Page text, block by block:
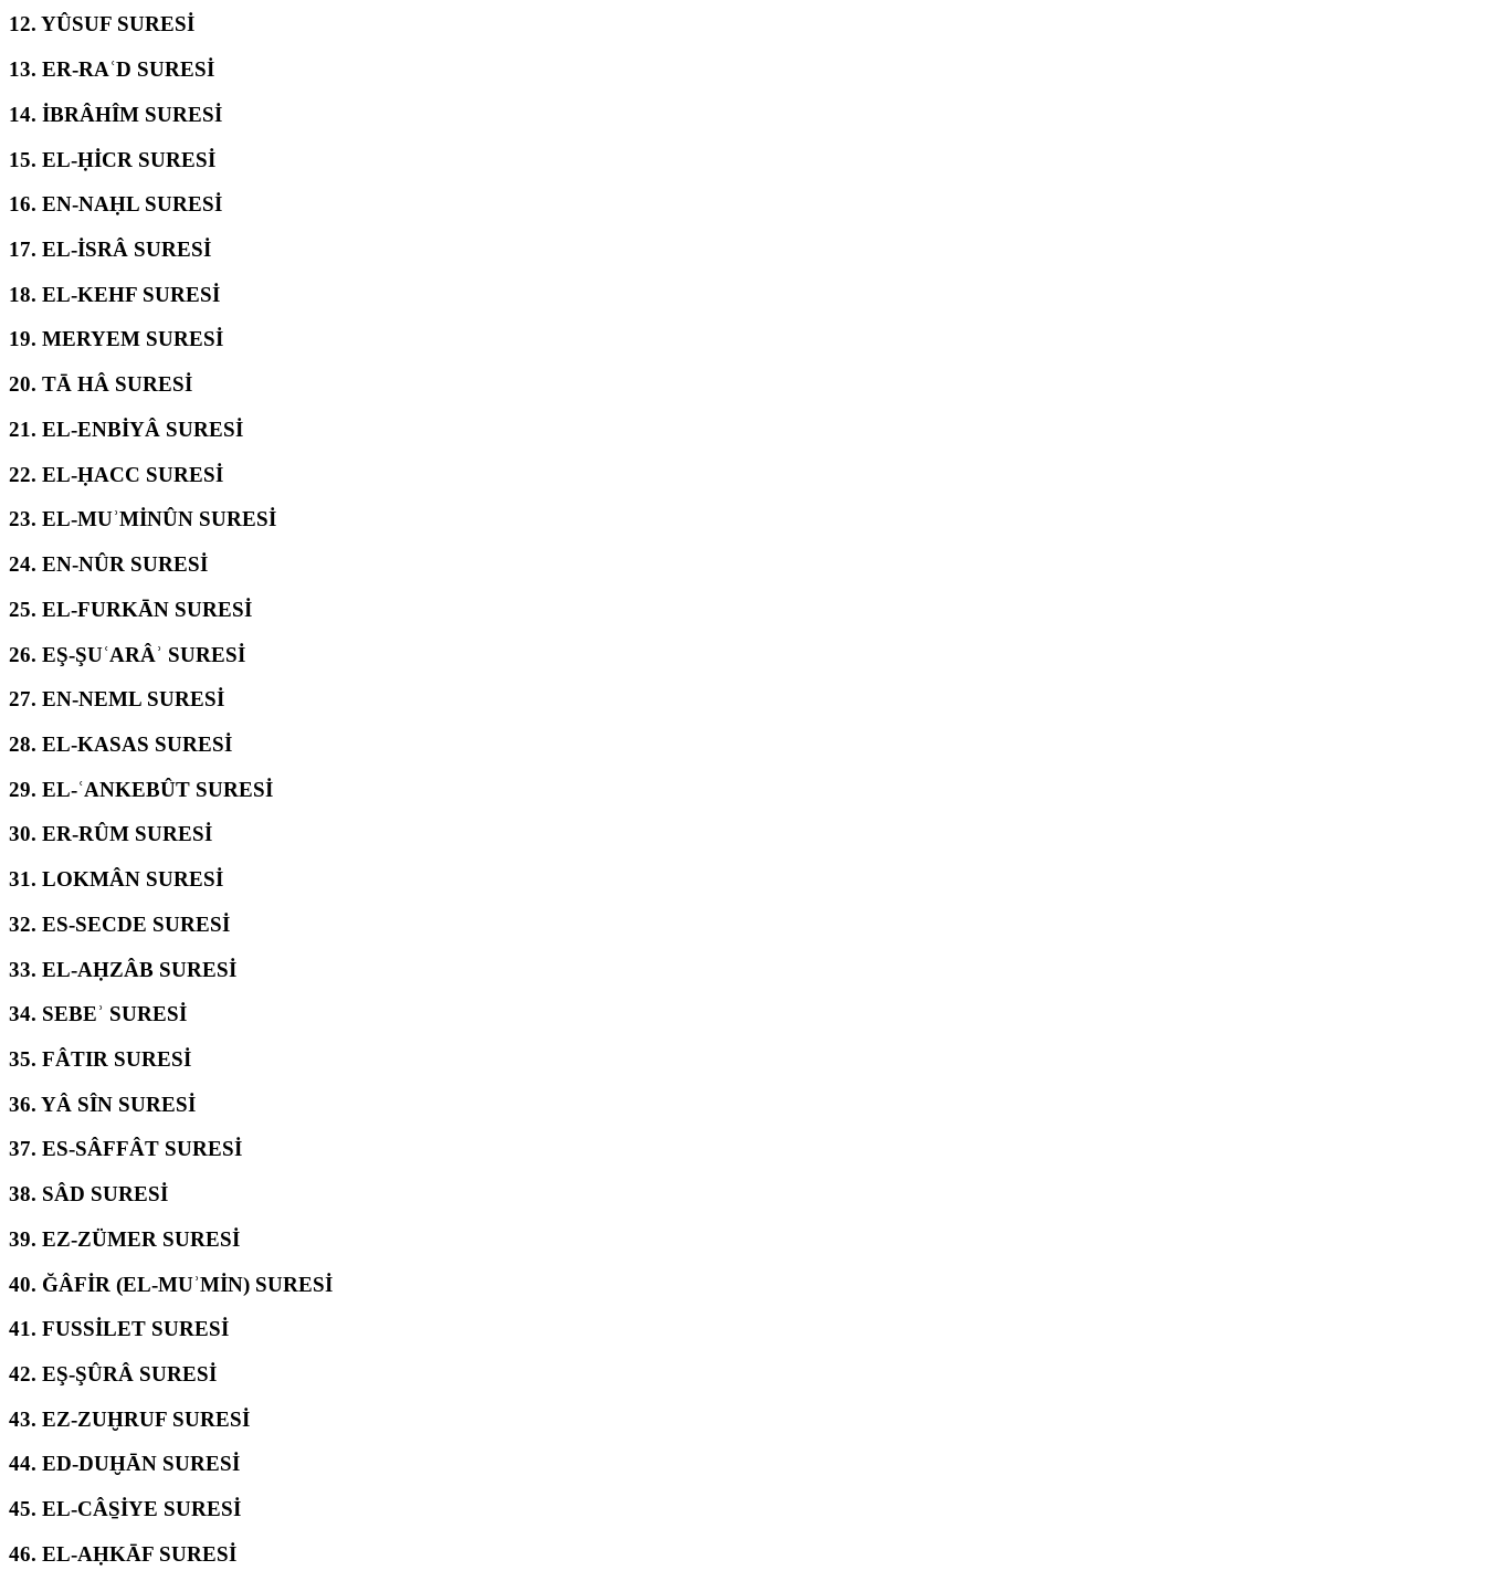
12. YÛSUF SURESİ
13. ER-RAʿD SURESİ
14. İBRÂHÎM SURESİ
15. EL-ḤİCR SURESİ
16. EN-NAḤL SURESİ
17. EL-İSRÂ SURESİ
18. EL-KEHF SURESİ
19. MERYEM SURESİ
20. TĀ HÂ SURESİ
21. EL-ENBİYÂ SURESİ
22. EL-ḤACC SURESİ
23. EL-MUʾMİNÛN SURESİ
24. EN-NÛR SURESİ
25. EL-FURKĀN SURESİ
26. EŞ-ŞUʿARÂʾ SURESİ
27. EN-NEML SURESİ
28. EL-KASAS SURESİ
29. EL-ʿANKEBÛT SURESİ
30. ER-RÛM SURESİ
31. LOKMÂN SURESİ
32. ES-SECDE SURESİ
33. EL-AḤZÂB SURESİ
34. SEBEʾ SURESİ
35. FÂTIR SURESİ
36. YÂ SÎN SURESİ
37. ES-SÂFFÂT SURESİ
38. SÂD SURESİ
39. EZ-ZÜMER SURESİ
40. ĞÂFİR (EL-MUʾMİN) SURESİ
41. FUSSİLET SURESİ
42. EŞ-ŞÛRÂ SURESİ
43. EZ-ZUḪRUF SURESİ
44. ED-DUḪĀN SURESİ
45. EL-CÂS̱İYE SURESİ
46. EL-AḤKĀF SURESİ